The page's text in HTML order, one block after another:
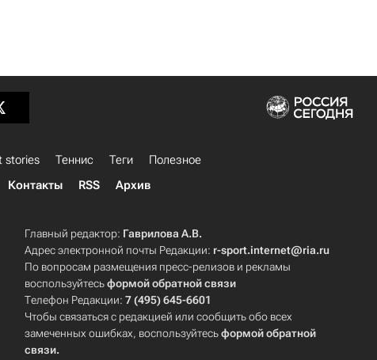
stories Теннис Теги
Полезное
Контакты RSS Архив
Главный редактор: Гаврилова А.В.
Адрес электронной почты Редакции: r-sport.internet@ria.ru
По вопросам размещения пресс-релизов и рекламы
воспользуйтесьформой обратной связи
Телефон Редакции:7 (495) 645-6601
Чтобы связаться с редакцией или сообщить обо всех
замеченных ошибках, воспользуйтесьформой обратной
связи.